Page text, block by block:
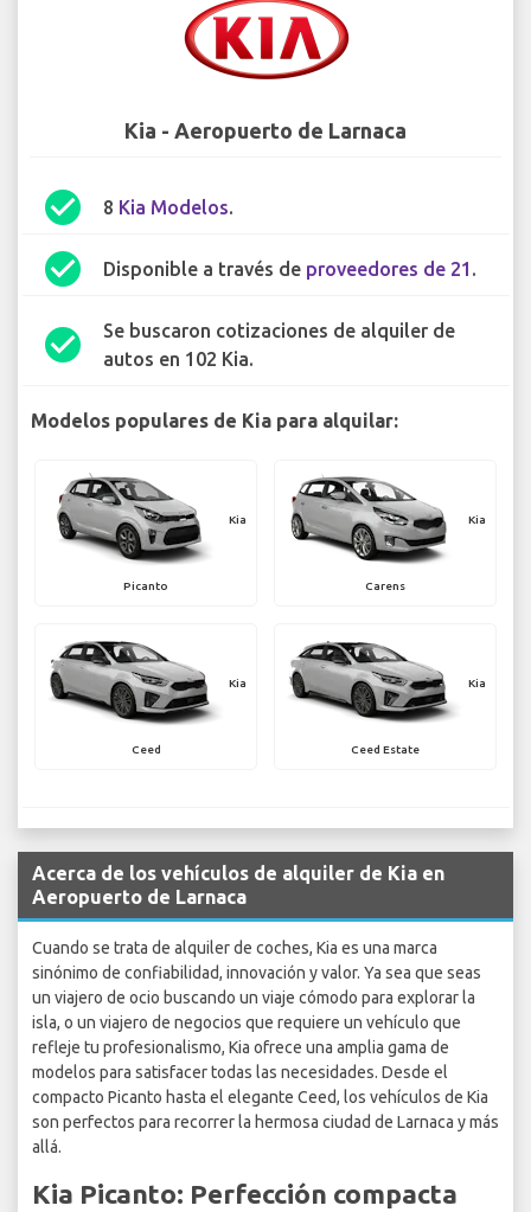
Kia - Aeropuerto de Larnaca
check_circle 8 Kia Modelos.
check_circle Disponible a través de proveedores de 21 .
check_circle
Se buscaron cotizaciones de alquiler de
autos en 102 Kia.
Modelos populares de Kia para alquilar:
Kia
Picanto
Kia
Carens
Kia
Ceed
Kia
Ceed Estate
Acerca de los vehículos de alquiler de Kia en
Aeropuerto de Larnaca
Cuando se trata de alquiler de coches, Kia es una marca
sinónimo de confiabilidad, innovación y valor. Ya sea que seas
un viajero de ocio buscando un viaje cómodo para explorar la
isla, o un viajero de negocios que requiere un vehículo que
refleje tu profesionalismo, Kia ofrece una amplia gama de
modelos para satisfacer todas las necesidades. Desde el
compacto Picanto hasta el elegante Ceed, los vehículos de Kia
son perfectos para recorrer la hermosa ciudad de Larnaca y más
allá.
Kia Picanto: Perfección compacta